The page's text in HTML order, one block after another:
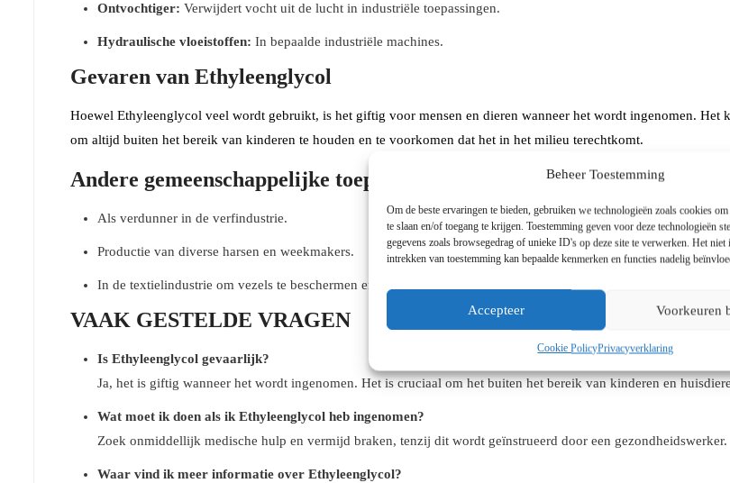
Beheer Toestemming
Om de beste ervaringen te bieden, gebruiken we technologieën zoals cookies
te slaan en/of toegang te krijgen. Toestemming geven voor deze technologieën
gegevens zoals browsegedrag of unieke ID's op deze site te verwerken. Het niet
intrekken van toestemming kan bepaalde kenmerken en functies nadelig
Accepteer Voorkeuren
Cookie PolicyPrivacyverklaring
Ontvochtiger: Verwijdert vocht uit de lucht in industriële toepassingen.
Hydraulische vloeistoffen: In bepaalde industriële machines.
Gevaren van Ethyleenglycol
Hoewel Ethyleenglycol veel wordt gebruikt, is het giftig voor mensen en dieren wanneer het wordt ingenomen.
om altijd buiten het bereik van kinderen te houden en te voorkomen dat het in het milieu terechtkomt.
Andere gemeenschappelijke toepassingsgebieden:
Als verdunner in de verfindustrie.
Productie van diverse harsen en weekmakers.
In de textielindustrie om vezels te beschermen en kleurstoffen te stabiliseren.
VAAK GESTELDE VRAGEN
Is Ethyleenglycol gevaarlijk?
Ja, het is giftig wanneer het wordt ingenomen. Het is cruciaal om het buiten het bereik van kinderen en
Wat moet ik doen als ik Ethyleenglycol heb ingenomen?
Zoek onmiddellijk medische hulp en vermijd braken, tenzij dit wordt geïnstrueerd door een gezondheidswerker.
Waar vind ik meer informatie over Ethyleenglycol?